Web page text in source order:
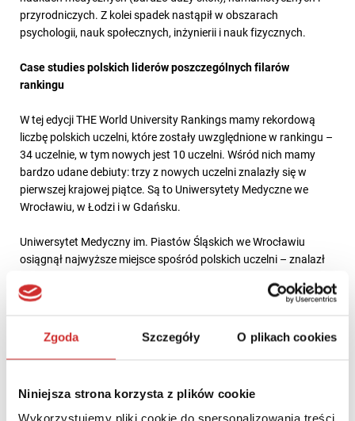
Zgoda Szczegóły O plikach cookies
Niniejsza strona korzysta z plików cookie
Wykorzystujemy pliki cookie do spersonalizowania treści
przyrodniczych. Z kolei spadek nastąpił w obszarach
psychologii, nauk społecznych, inżynierii i nauk fizycznych.
Case studies polskich liderów poszczególnych filarów
rankingu
W tej edycji THE World University Rankings mamy rekordową
liczbę polskich uczelni, które zostały uwzględnione w rankingu –
34 uczelnie, w tym nowych jest 10 uczelni. Wśród nich mamy
bardzo udane debiuty: trzy z nowych uczelni znalazły się w
pierwszej krajowej piątce. Są to Uniwersytety Medyczne we
Wrocławiu, w Łodzi i w Gdańsku.
Uniwersytet Medyczny im. Piastów Śląskich we Wrocławiu
osiągnął najwyższe miejsce spośród polskich uczelni – znalazł
najwyższa w historii pozycja uczelni z Polski. Uniwersytet
wskaźniku cytowań, a także dobrze wypadł w pozostałych
obszarach, zwłaszcza nauczaniu.
Warszawski, który od lat jest klasyfikowany w rankingu – w tym
roku w grupie 801-1000. Dobrze wypada też w pozostałych